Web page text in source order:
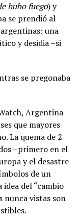
hubo fuego) y
se prendió al
una
y desidia –si
se pregonaba
Argentina
que mayores
La quema de 2
–primero en el
y el desastre
de un
del “cambio
nunca vistas son